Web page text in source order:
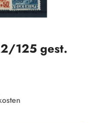
125 gest.